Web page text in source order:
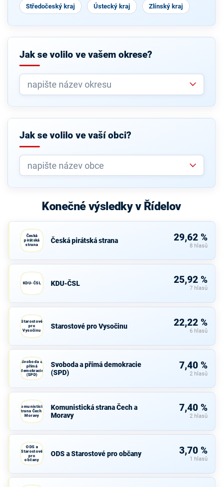
Středočeský kraj Ústecký kraj Zlínský kraj
Jak se volilo ve vašem okrese?
Jak se volilo ve vaší obci?
Konečné výsledky v Řídelov
Česká
pirátská
strana
Česká pirátská strana 29,62 %
8 hlasů
KDU-ČSL KDU-ČSL 25,92 %
7 hlasů
Starostové
pro
Vysočinu
Starostové pro Vysočinu 22,22 %
6 hlasů
Svoboda a
přímá
demokracie
(SPD)
Svoboda a přímá demokracie
(SPD)
7,40 %
2 hlasů
Komunistická
strana Čech a
Moravy
Komunistická strana Čech a
Moravy
7,40 %
2 hlasů
ODS a
Starostové
pro
občany
ODS a Starostové pro občany 3,70 %
1 hlasů